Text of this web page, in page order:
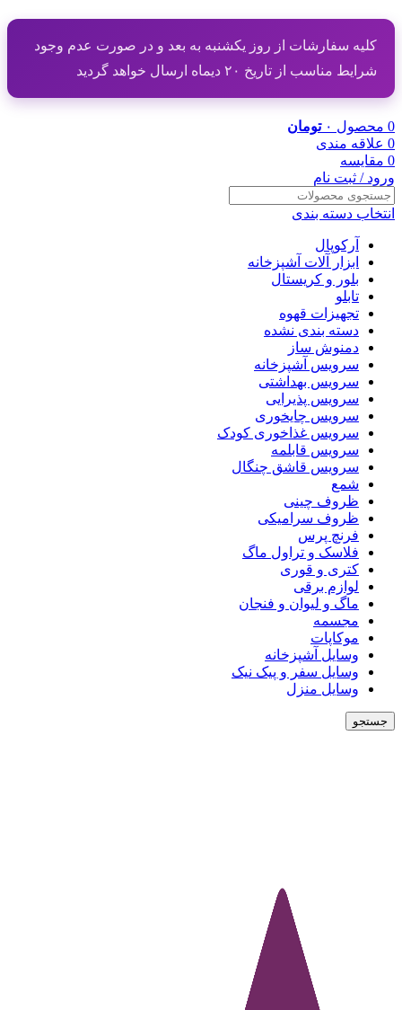
کلیه سفارشات از روز یکشنبه به بعد و در صورت عدم وجود
شرایط مناسب از تاریخ ۲۰ دیماه ارسال خواهد گردید
0 محصول ۰ تومان
0 علاقه مندی
0 مقایسه
ورود / ثبت نام
انتخاب دسته بندی
آرکوپال
ابزار آلات آشپزخانه
بلور و کریستال
تابلو
تجهیزات قهوه
دسته بندی نشده
دمنوش ساز
سرویس آشپزخانه
سرویس بهداشتی
سرویس پذیرایی
سرویس چایخوری
سرویس غذاخوری کودک
سرویس قابلمه
سرویس قاشق چنگال
شمع
ظروف چینی
ظروف سرامیکی
فرنچ پرس
فلاسک و تراول ماگ
کتری و قوری
لوازم برقی
ماگ و لیوان و فنجان
مجسمه
موکاپات
وسایل آشپزخانه
وسایل سفر و پیک نیک
وسایل منزل
جستجو